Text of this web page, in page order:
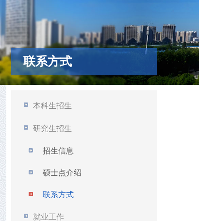
联系方式
本科生招生
研究生招生
招生信息
硕士点介绍
联系方式
就业工作